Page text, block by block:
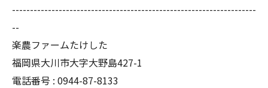
--------------------------------------------------------------------
--
楽農ファームたけした
福岡県大川市大字大野島427-1
電話番号 : 0944-87-8133